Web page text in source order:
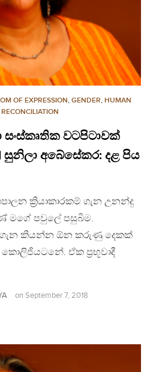
OF EXPRESSION, GENDER, HUMAN
වටපිටාවක්
සුනිලා අබේසේකර: දළ පිය
ක්‍රියාකාරකම් ගැන උනන්දු
මගේ පවුලේ පසුබිම.
ගැන කියන්න ඕන කරුණු දෙකක්
ඒක ප්‍රභූවාදී
on September 7, 2018